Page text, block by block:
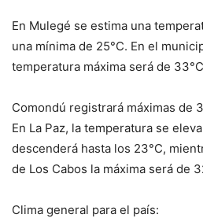
En Mulegé se estima una
una mínima de 25°C. En el
temperatura máxima será de
Comondú registrará máximas de
En La Paz, la temperatura se
descenderá hasta los 23°C,
de Los Cabos la máxima será de
Clima general para el país: